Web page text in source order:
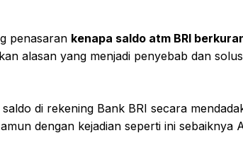
penasaran kenapa saldo atm BRI
alasan yang menjadi penyebab dan
di rekening Bank BRI secara
dengan kejadian seperti ini sebaiknya